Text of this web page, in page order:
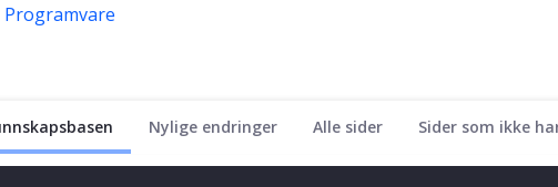
Nylige endringer Alle sider
Programvare